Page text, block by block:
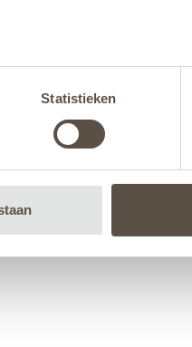
Statistieken